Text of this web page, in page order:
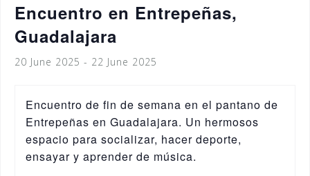
Encuentro en Entrepeñas,
Guadalajara
20 June 2025 - 22 June 2025
Encuentro de fin de semana en el pantano de
Entrepeñas en Guadalajara. Un hermosos
espacio para socializar, hacer deporte,
ensayar y aprender de música.